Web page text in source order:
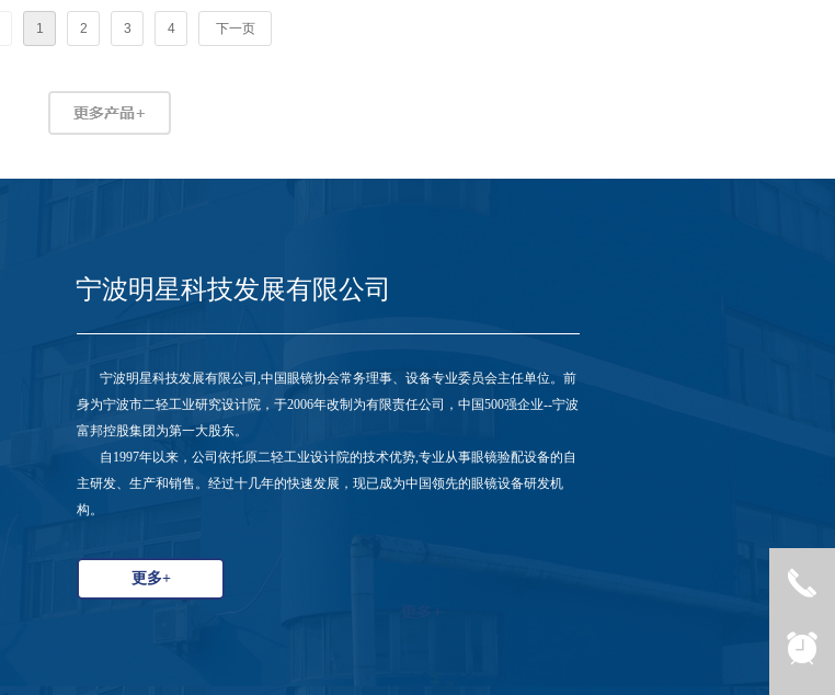
1 2 3 4 下一页
宁波明星科技发展有限公司
更多+
宁波明星科技发展有限公司,中国眼镜协会常务理事、设备专业委员会主任单位。前
身为宁波市二轻工业研究设计院，于2006年改制为有限责任公司，中国500强企业--宁波
富邦控股集团为第一大股东。
自1997年以来，公司依托原二轻工业设计院的技术优势,专业从事眼镜验配设备的自
主研发、生产和销售。经过十几年的快速发展，现已成为中国领先的眼镜设备研发机
构。
끅
뀥
끅
뀥